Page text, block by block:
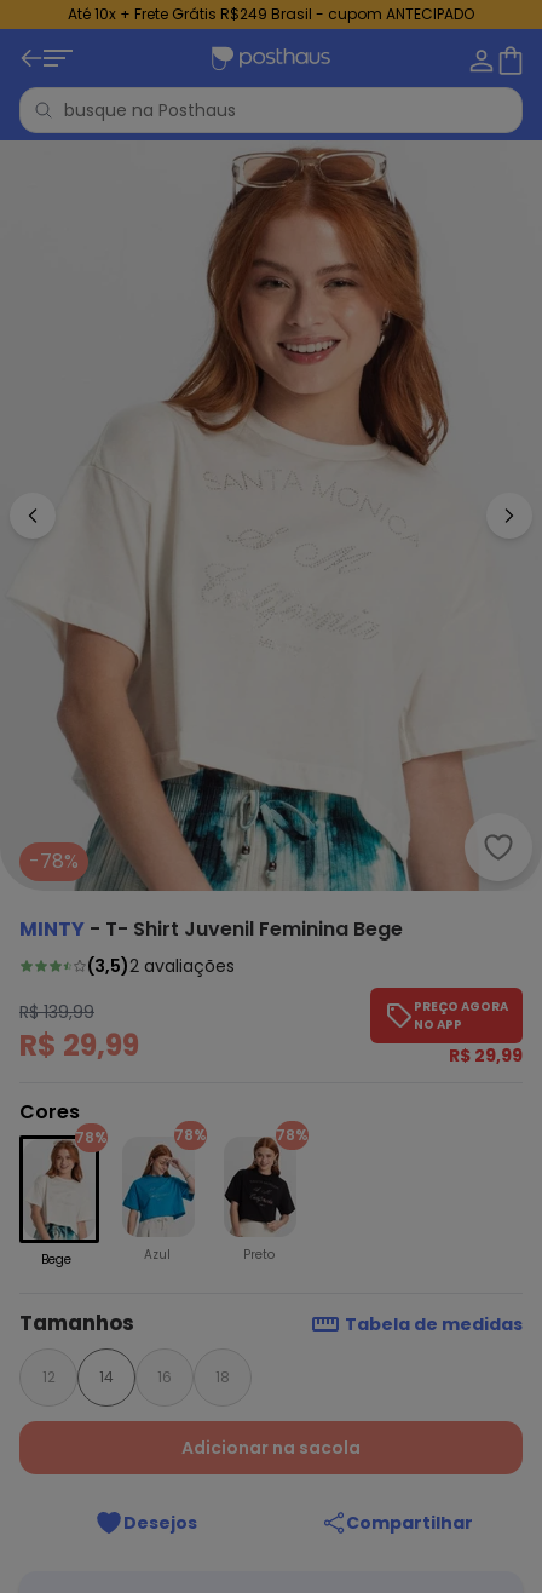
Até 10x + Frete Grátis R$249 Brasil - cupom ANTECIPADO
-78%
MINTY - T- Shirt Juvenil Feminina Bege
(3,5)2 avaliações
R$ 139,99
R$ 29,99
PREÇO AGORA
NO APP
R$ 29,99
Cores
78%
Bege
78%
Azul
78%
Preto
Tamanhos Tabela de medidas
12 14 16 18
Adicionar na sacola
Desejos Compartilhar